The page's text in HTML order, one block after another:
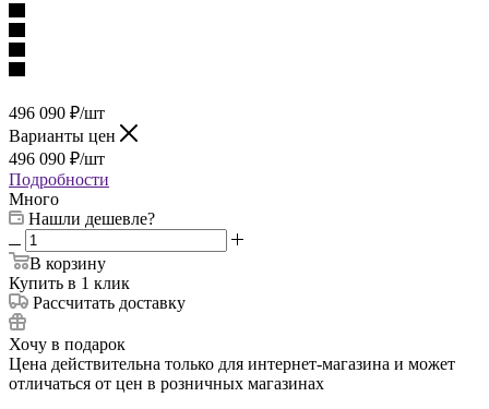
496 090 ₽/шт
Варианты цен
496 090 ₽/шт
Подробности
Много
Нашли дешевле?
В корзину
Купить в 1 клик
Рассчитать доставку
Хочу в подарок
Цена действительна только для интернет-магазина и может
отличаться от цен в розничных магазинах